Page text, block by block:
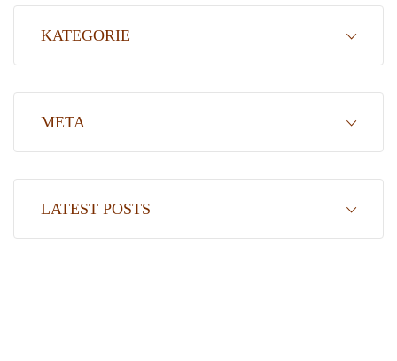
KATEGORIE
META
LATEST POSTS